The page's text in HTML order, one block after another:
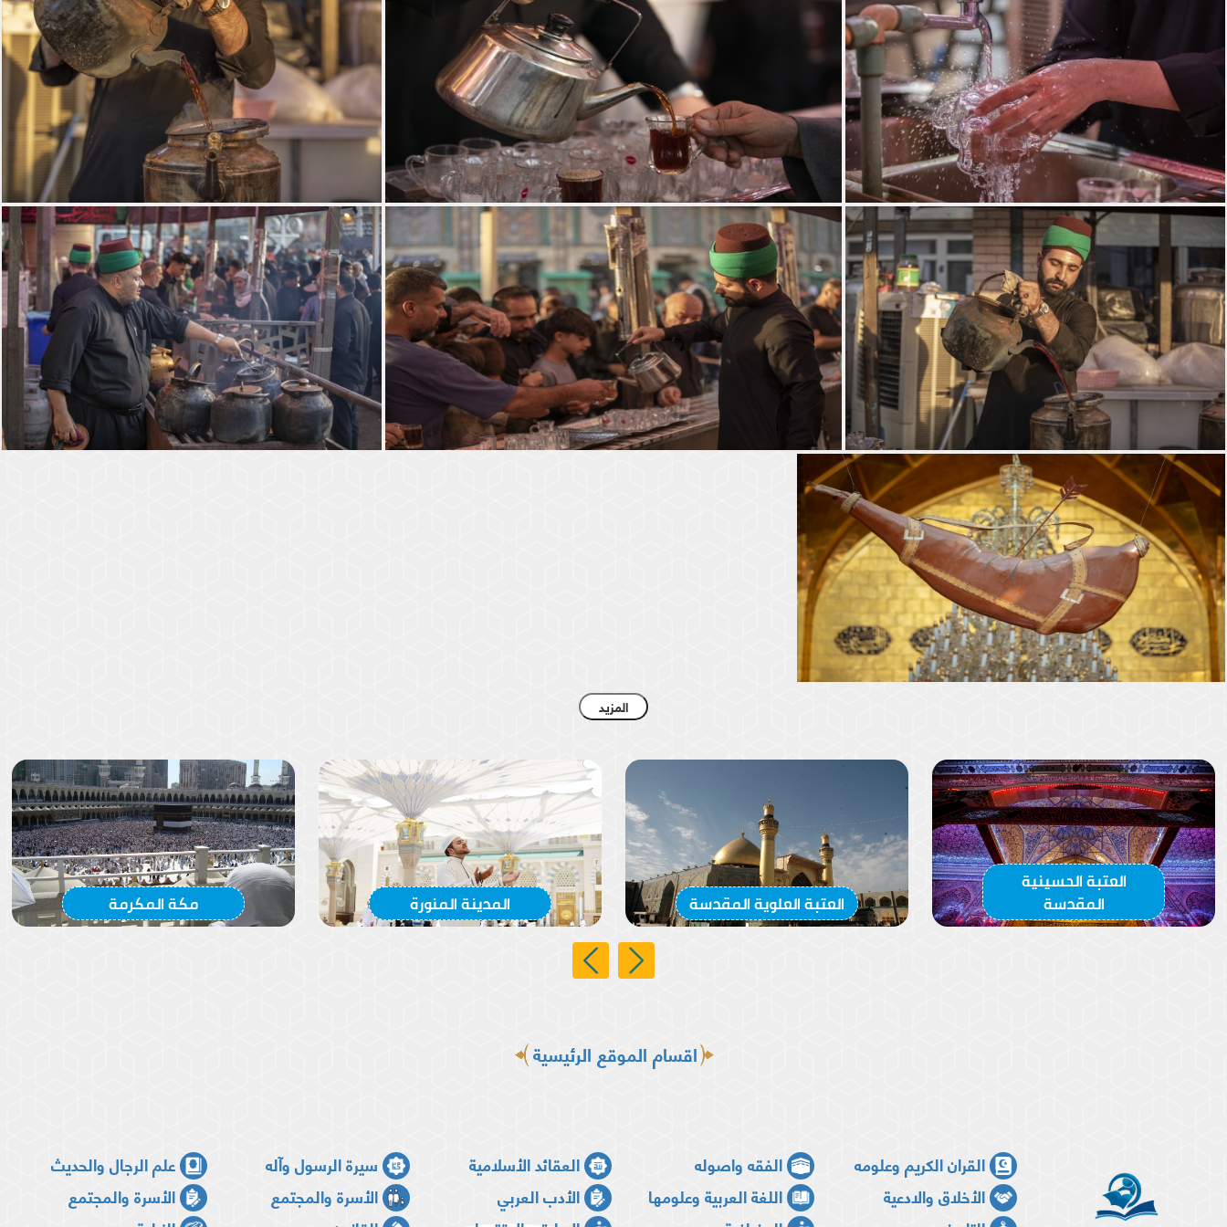
موكب جمهور كربلاء خدمة الإمام الحسين (ع) موكب جمهور كربلاء خدمة الإمام الحسين (ع) موكب جمهور كربلاء خدمة الإمام الحسين (ع)
موكب السادة الخدم - العتبة العباسية المقدسة موكب السادة الخدم - العتبة العباسية المقدسة موكب السادة الخدم - العتبة العباسية المقدسة
موكب السادة الخدم - العتبة العباسية المقدسة
السلام عليك ياساقي عطاشى كربلاء
المزيد
مكة المكرمة المدينة المنورة العتبة العلوية المقدسة
العتبة الحسينية
المقدسة
اقسام الموقع الرئيسية
القران الكريم وعلومه الفقه واصوله العقائد الأسلامية سيرة الرسول وآله
علم الرجال والحديث
الأخلاق والادعية
اللغة العربية وعلومها الأدب العربي الأسرة والمجتمع
الأسرة والمجتمع